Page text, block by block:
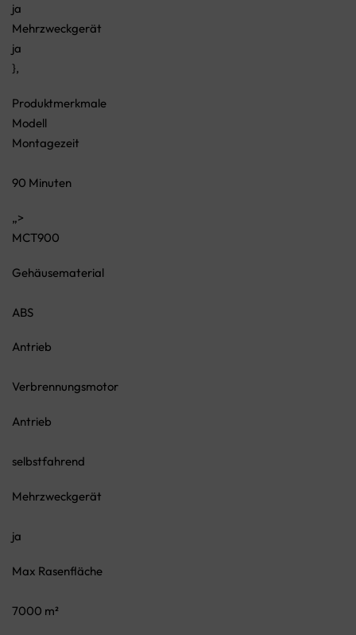
ja
Mehrzweckgerät
ja
},
Produktmerkmale
Modell
Montagezeit
90 Minuten
„>
MCT900
Gehäusematerial
ABS
Antrieb
Verbrennungsmotor
Antrieb
selbstfahrend
Mehrzweckgerät
ja
Max Rasenfläche
7000 m²